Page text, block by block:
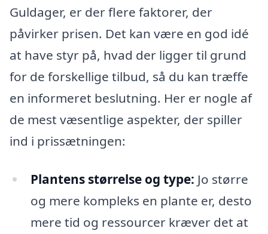
Guldager, er der flere faktorer, der
påvirker prisen. Det kan være en god idé
at have styr på, hvad der ligger til grund
for de forskellige tilbud, så du kan træffe
en informeret beslutning. Her er nogle af
de mest væsentlige aspekter, der spiller
ind i prissætningen:
Plantens størrelse og type: Jo større
og mere kompleks en plante er, desto
mere tid og ressourcer kræver det at